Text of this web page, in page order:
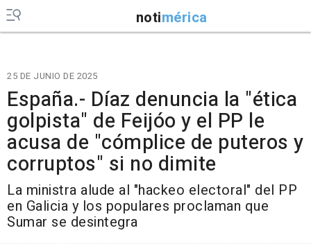
notimérica
25 DE JUNIO DE 2025
España.- Díaz denuncia la "ética
golpista" de Feijóo y el PP le
acusa de "cómplice de puteros y
corruptos" si no dimite
La ministra alude al "hackeo electoral" del PP
en Galicia y los populares proclaman que
Sumar se desintegra